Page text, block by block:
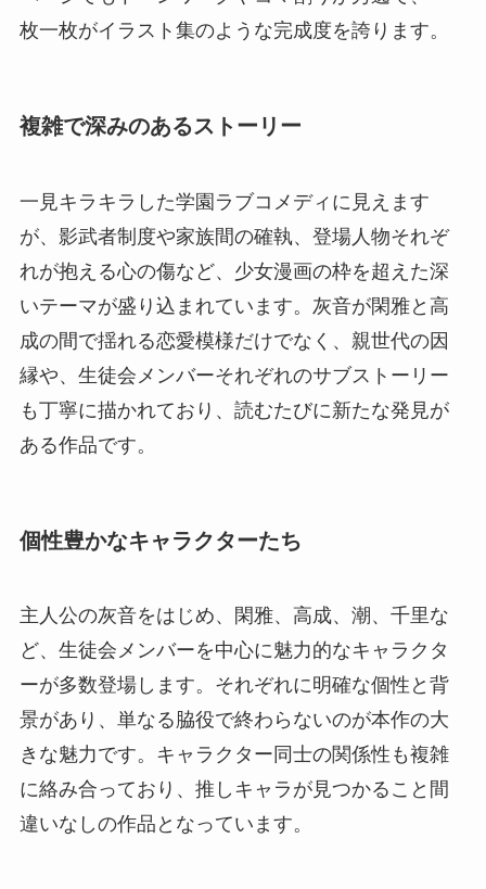
枚一枚がイラスト集のような完成度を誇ります。
複雑で深みのあるストーリー
一見キラキラした学園ラブコメディに見えます
が、影武者制度や家族間の確執、登場人物それぞ
れが抱える心の傷など、少女漫画の枠を超えた深
いテーマが盛り込まれています。灰音が閑雅と高
成の間で揺れる恋愛模様だけでなく、親世代の因
縁や、生徒会メンバーそれぞれのサブストーリー
も丁寧に描かれており、読むたびに新たな発見が
ある作品です。
個性豊かなキャラクターたち
主人公の灰音をはじめ、閑雅、高成、潮、千里な
ど、生徒会メンバーを中心に魅力的なキャラクタ
ーが多数登場します。それぞれに明確な個性と背
景があり、単なる脇役で終わらないのが本作の大
きな魅力です。キャラクター同士の関係性も複雑
に絡み合っており、推しキャラが見つかること間
違いなしの作品となっています。